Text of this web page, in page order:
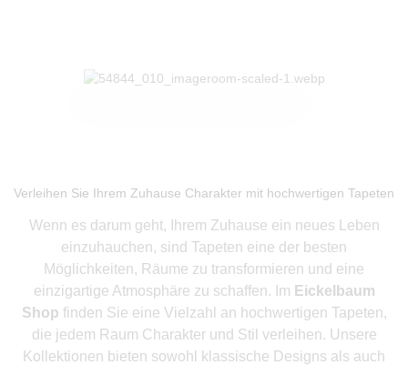
Verleihen Sie Ihrem Zuhause Charakter mit hochwertigen Tapeten
Wenn es darum geht, Ihrem Zuhause ein neues Leben
einzuhauchen, sind Tapeten eine der besten
Möglichkeiten, Räume zu transformieren und eine
einzigartige Atmosphäre zu schaffen. Im Eickelbaum
Shop finden Sie eine Vielzahl an hochwertigen Tapeten,
die jedem Raum Charakter und Stil verleihen. Unsere
Kollektionen bieten sowohl klassische Designs als auch